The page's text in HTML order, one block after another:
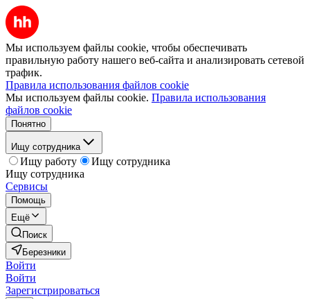
Мы используем файлы cookie, чтобы обеспечивать
правильную работу нашего веб-сайта и анализировать сетевой
трафик.
Правила использования файлов cookie
Мы используем файлы cookie. Правила использования
файлов cookie
Понятно
Ищу сотрудника
Ищу работу
Ищу сотрудника
Ищу сотрудника
Сервисы
Помощь
Ещё
Поиск
Березники
Войти
Войти
Зарегистрироваться